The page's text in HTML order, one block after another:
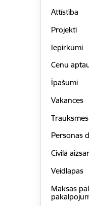
Attīstība
Projekti
Iepirkumi
Cenu
Īpašumi
Vakances
Personas
Civilā
Veidlapas
Maksas